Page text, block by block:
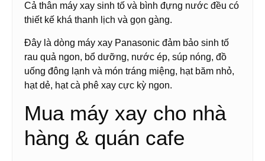
Cả thân máy xay sinh tố và bình đựng nước đều có
thiết kế khá thanh lịch và gọn gàng.
Đây là dòng máy xay Panasonic đảm bảo sinh tố
rau quả ngon, bổ dưỡng, nước ép, súp nóng, đồ
uống đông lạnh và món tráng miệng, hạt băm nhỏ,
hạt dẻ, hạt cà phê xay cực kỳ ngon.
Mua máy xay cho nhà
hàng & quán cafe